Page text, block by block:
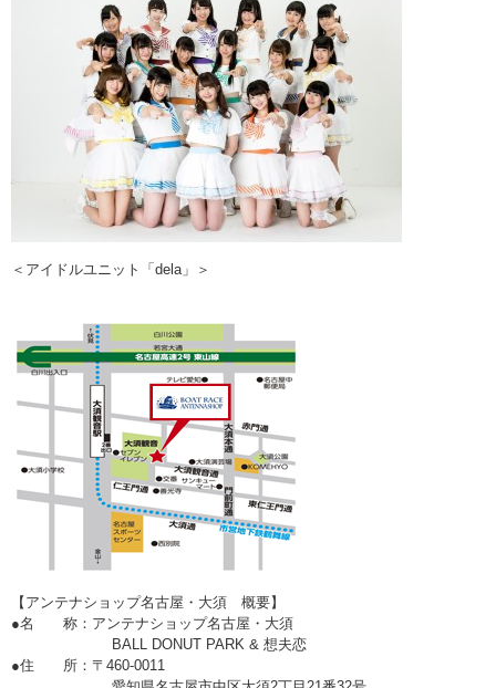
＜アイドルユニット「dela」＞
【アンテナショップ名古屋・大須 概要】
●名 称：アンテナショップ名古屋・大須
BALL DONUT PARK & 想夫恋
●住 所：〒460-0011